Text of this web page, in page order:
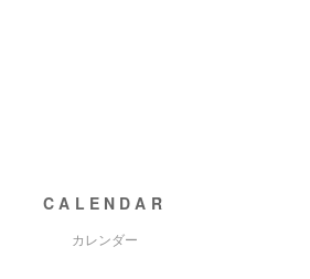
CALENDAR
カレンダー